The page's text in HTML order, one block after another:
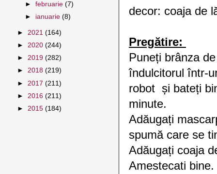
decor: coaja de
Pregătire:
Puneți brânza
îndulcitorul într-
robot și bateți
minute.
Adăugați
spumă care se
Adăugați coaja
Amestecati bine.
►februarie(7)
► ianuarie(8)
► 2021 (164)
► 2020 (244)
► 2019 (282)
► 2018 (219)
► 2017 (211)
► 2016 (211)
► 2015 (184)